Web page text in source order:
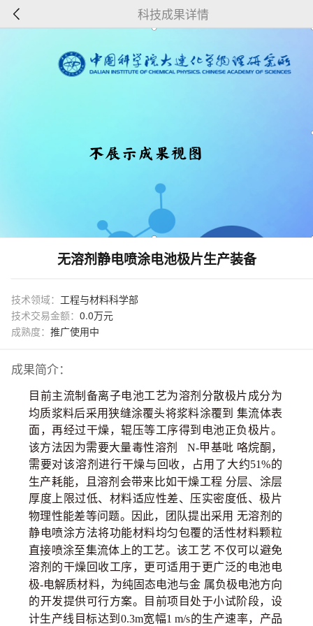
科技成果详情
无溶剂静电喷涂电池极片生产装备
技术领域： 工程与材料科学部
技术交易金额： 0.0万元
成熟度： 推广使用中
成果简介：
目前主流制备离子电池工艺为溶剂分散极片成分为
均质浆料后采用狭缝涂覆头将浆料涂覆到 集流体表
面，再经过干燥，辊压等工序得到电池正负极片。
该方法因为需要大量毒性溶剂
N-甲基吡 咯烷酮，
需要对该溶剂进行干燥与回收，占用了大约51%的
生产耗能，
且溶剂会带来比如干燥工程 分层、涂层
厚度上限过低、材料适应性差、压实密度低、极片
物理性能差等问题。因此，团队提出采用 无溶剂的
静电喷涂方法将功能材料均匀包覆的活性材料颗粒
直接喷涂至集流体上的工艺。该工艺 不仅可以避免
溶剂的干燥回收工序，更可适用于更广泛的电池电
极-电解质材料，为纯固态电池与金 属负极电池方向
的开发提供可行方案。目前项目处于小试阶段，设
计生产线目标达到 0.3m宽幅1 m/s的生产速率，产品